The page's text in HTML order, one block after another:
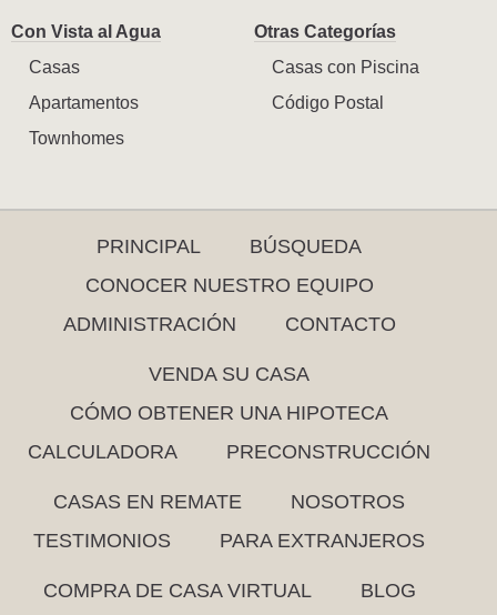
Con Vista al Agua
Casas
Apartamentos
Townhomes
Otras Categorías
Casas con Piscina
Código Postal
PRINCIPAL
BÚSQUEDA
CONOCER NUESTRO EQUIPO
ADMINISTRACIÓN
CONTACTO
VENDA SU CASA
CÓMO OBTENER UNA HIPOTECA
CALCULADORA
PRECONSTRUCCIÓN
CASAS EN REMATE
NOSOTROS
TESTIMONIOS
PARA EXTRANJEROS
COMPRA DE CASA VIRTUAL BLOG